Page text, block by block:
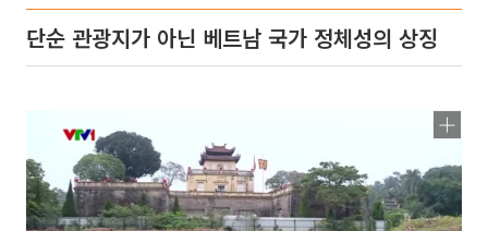
단순 관광지가 아닌 베트남 국가 정체성의 상징